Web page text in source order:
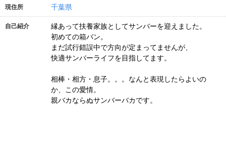
現住所 千葉県
自己紹介
縁あって扶養家族としてサンバーを迎えました。
初めての箱バン。
まだ試行錯誤中で方向が定まってませんが、
快適サンバーライフを目指してます。
相棒・相方・息子。。。なんと表現したらよいの
か、この愛情。
親バカならぬサンバーバカです。